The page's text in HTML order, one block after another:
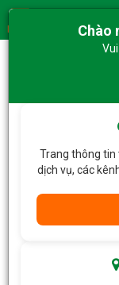
Menu
Hoa
Chào
Trang thông tin
dịch vụ, các